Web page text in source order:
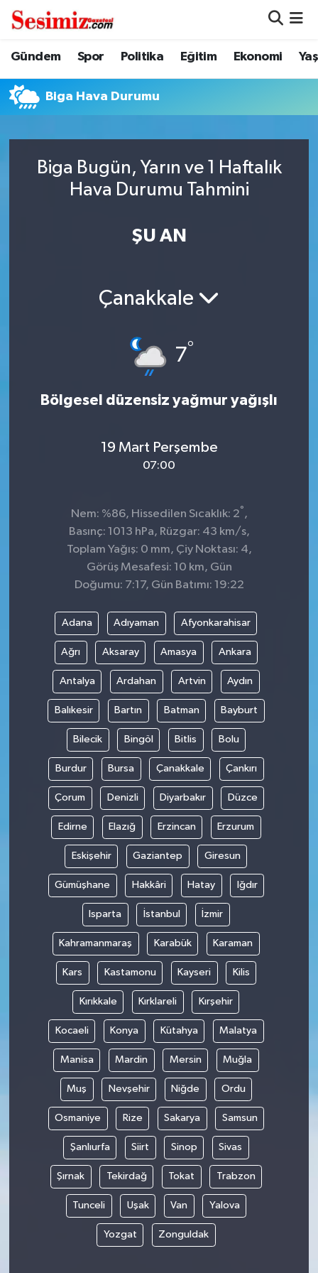
Gündem Spor Politika Eğitim Ekonomi
Biga Hava Durumu
Biga Bugün, Yarın ve 1 Haftalık
Hava Durumu Tahmini
ŞU AN
Çanakkale
7°
Bölgesel düzensiz yağmur yağışlı
19 Mart Perşembe
07:00
Nem: %86, Hissedilen Sıcaklık: 2° ,
Basınç: 1013 hPa, Rüzgar: 43 km/s,
Toplam Yağış: 0 mm, Çiy Noktası: 4,
Görüş Mesafesi: 10 km, Gün
Doğumu: 7:17, Gün Batımı: 19:22
Adana Adıyaman Afyonkarahisar
Ağrı Aksaray Amasya Ankara
Antalya Ardahan Artvin Aydın
Balıkesir Bartın Batman Bayburt
Bilecik Bingöl Bitlis Bolu
Burdur Bursa Çanakkale Çankırı
Çorum Denizli Diyarbakır Düzce
Edirne Elazığ Erzincan Erzurum
Eskişehir Gaziantep Giresun
Gümüşhane Hakkâri Hatay Iğdır
Isparta İstanbul İzmir
Kahramanmaraş Karabük Karaman
Kars Kastamonu Kayseri Kilis
Kırıkkale Kırklareli Kırşehir
Kocaeli Konya Kütahya Malatya
Manisa Mardin Mersin Muğla
Muş Nevşehir Niğde Ordu
Osmaniye Rize Sakarya Samsun
Şanlıurfa Siirt Sinop Sivas
Şırnak Tekirdağ Tokat Trabzon
Tunceli Uşak Van Yalova
Yozgat Zonguldak
Dünya
Eğitim
Genel
Gündem
Nöbetçi Eczaneler
Hava Durumu
Trafik Durumu
Süper Lig Puan Durumu ve Fikstür
Haber Arşivi